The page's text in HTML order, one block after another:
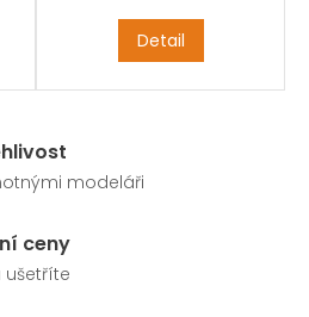
Detail
modeláři
ceny
ušetříte